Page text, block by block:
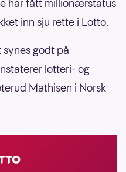
har fått millionærstatus
inn sju rette i Lotto.
godt på
lotteri- og
Mathisen i Norsk